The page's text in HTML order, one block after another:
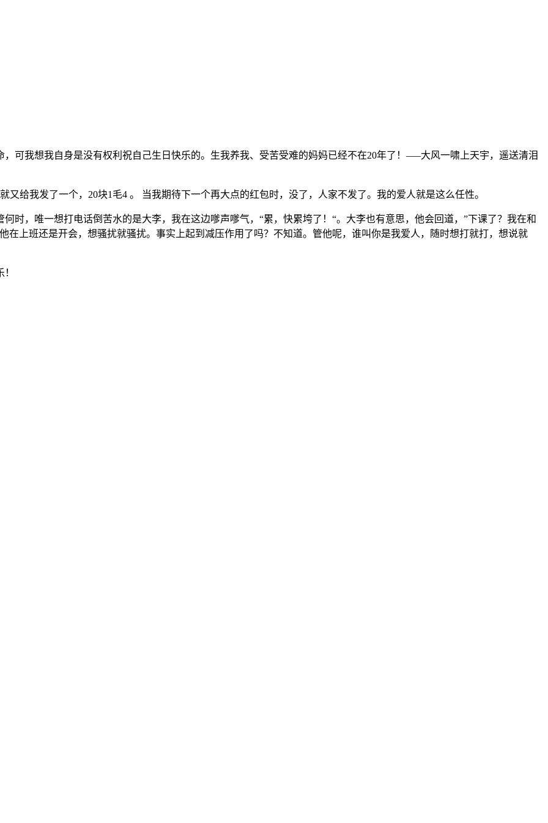
可我想我自身是没有权利祝自己生日快乐的。生我养我、受苦受难的妈妈已经不在20年了！—–大风一啸上天宇，遥送清泪
给我发了一个，20块1毛4 。 当我期待下一个再大点的红包时，没了，人家不发了。我的爱人就是这么任性。
时，唯一想打电话倒苦水的是大李，我在这边嗲声嗲气，“累，快累垮了！“。大李也有意思，他会回道，”下课了？我在和
在上班还是开会，想骚扰就骚扰。事实上起到减压作用了吗？不知道。管他呢，谁叫你是我爱人，随时想打就打，想说就